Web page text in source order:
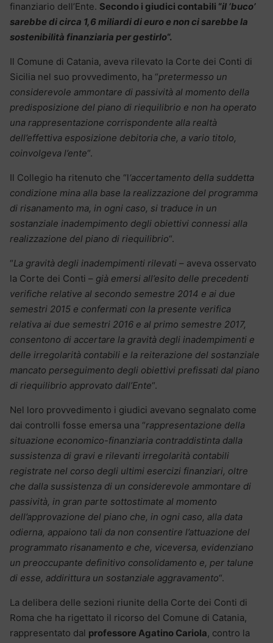
finanziario dell’Ente. Secondo i giudici contabili “il ‘buco’
sarebbe di circa 1,6 miliardi di euro e non ci sarebbe la
sostenibilità finanziaria per gestirlo“.
Il Comune di Catania, aveva rilevato la Corte dei Conti di
Sicilia nel suo provvedimento, ha “pretermesso un
considerevole ammontare di passività al momento della
predisposizione del piano di riequilibrio e non ha operato
una rappresentazione corrispondente alla realtà
dell’effettiva esposizione debitoria che, a vario titolo,
coinvolgeva l’ente“.
Il Collegio ha ritenuto che “l‘accertamento della suddetta
condizione mina alla base la realizzazione del programma
di risanamento ma, in ogni caso, si traduce in un
sostanziale inadempimento degli obiettivi connessi alla
realizzazione del piano di riequilibrio“.
“La gravità degli inadempimenti rilevati – aveva osservato
la Corte dei Conti – già emersi all’esito delle precedenti
verifiche relative al secondo semestre 2014 e ai due
semestri 2015 e confermati con la presente verifica
relativa ai due semestri 2016 e al primo semestre 2017,
consentono di accertare la gravità degli inadempimenti e
delle irregolarità contabili e la reiterazione del sostanziale
mancato perseguimento degli obiettivi prefissati dal piano
di riequilibrio approvato dall’Ente“.
Nel loro provvedimento i giudici avevano segnalato come
dai controlli fosse emersa una “rappresentazione della
situazione economico-finanziaria contraddistinta dalla
sussistenza di gravi e rilevanti irregolarità contabili
registrate nel corso degli ultimi esercizi finanziari, oltre
che dalla sussistenza di un considerevole ammontare di
passività, in gran parte sottostimate al momento
dell’approvazione del piano che, in ogni caso, alla data
odierna, appaiono tali da non consentire l’attuazione del
programmato risanamento e che, viceversa, evidenziano
un preoccupante definitivo consolidamento e, per talune
di esse, addirittura un sostanziale aggravamento“.
La delibera delle sezioni riunite della Corte dei Conti di
Roma che ha rigettato il ricorso del Comune di Catania,
rappresentato dal professore Agatino Cariola, contro la